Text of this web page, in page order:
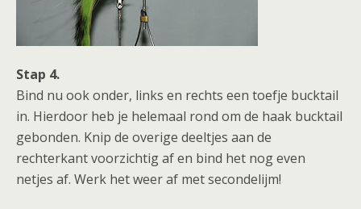
Stap 4.
Bind nu ook onder, links en rechts een toefje bucktail
in. Hierdoor heb je helemaal rond om de haak bucktail
gebonden. Knip de overige deeltjes aan de
rechterkant voorzichtig af en bind het nog even
netjes af. Werk het weer af met secondelijm!